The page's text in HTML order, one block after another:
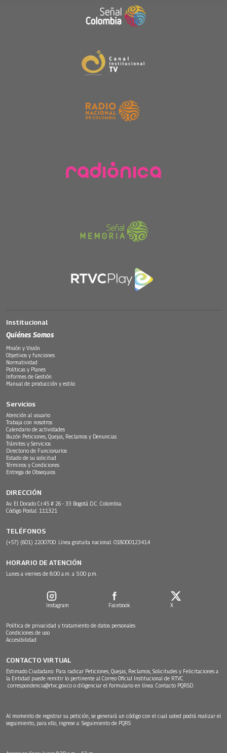
Institucional
Quiénes Somos
Misión y Visión
Objetivos y funciones
Normatividad
Políticas y Planes
Informes de Gestión
Manual de producción y estilo
Servicios
Atención al usuario
Trabaja con nosotros
Calendario de actividades
Buzón Peticiones, Quejas, Reclamos y Denuncias
Trámites y Servicios
Directorio de Funcionarios
Estado de su solicitud
Términos y Condiciones
Entrega de Obsequios
DIRECCIÓN
Av. El Dorado Cr.45 # 26 - 33 Bogotá D.C. Colombia.
Código Postal: 111321
TELÉFONOS
(+57) (601) 2200700. Línea gratuita nacional: 018000123414
HORARIO DE ATENCIÓN
Lunes a viernes de 8:00 a.m. a 5:00 p.m.
Instagram Facebook X
Política de privacidad y tratamiento de datos personales
Condiciones de uso
Accesibilidad
CONTACTO VIRTUAL
Estimado Ciudadano: Para radicar Peticiones, Quejas, Reclamos, Solicitudes y Felicitaciones a
la Entidad puede remitir lo pertinente al Correo Oficial Institucional de RTVC
correspondencia@rtvc.gov.co o diligenciar el formulario en línea: Contacto PQRSD.
Al momento de registrar su petición, se generará un código con el cual usted podrá realizar el
seguimiento, para ello, ingrese a: Seguimiento de PQRS